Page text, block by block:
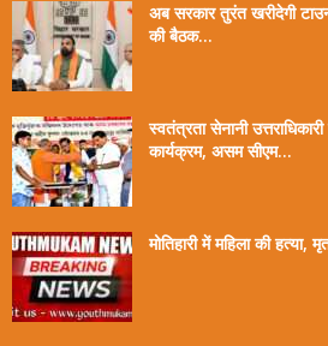
अब सरकार तुरंत खरीदेगी
की बैठक...
स्वतंत्रता सेनानी
कार्यक्रम, असम सीएम...
मोतिहारी में महिला की